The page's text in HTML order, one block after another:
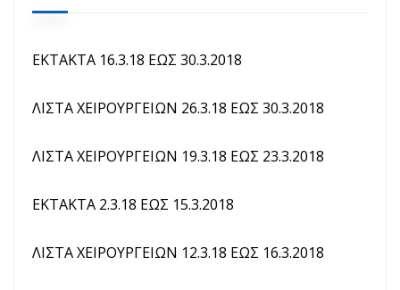
ΕΚΤΑΚΤΑ 16.3.18 ΕΩΣ 30.3.2018
ΛΙΣΤΑ ΧΕΙΡΟΥΡΓΕΙΩΝ 26.3.18 ΕΩΣ 30.3.2018
ΛΙΣΤΑ ΧΕΙΡΟΥΡΓΕΙΩΝ 19.3.18 ΕΩΣ 23.3.2018
ΕΚΤΑΚΤΑ 2.3.18 ΕΩΣ 15.3.2018
ΛΙΣΤΑ ΧΕΙΡΟΥΡΓΕΙΩΝ 12.3.18 ΕΩΣ 16.3.2018